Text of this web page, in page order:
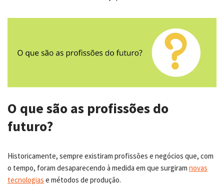
O que são as profissões do
futuro?
Historicamente, sempre existiram profissões e negócios que, com
o tempo, foram desaparecendo à medida em que surgiram novas
tecnologias e métodos de produção.